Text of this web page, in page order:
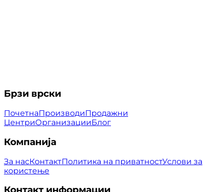
Брзи врски
ПочетнаПроизводиПродажни
ЦентриОрганизацииБлог
Компанија
За насКонтактПолитика на приватностУслови за
користење